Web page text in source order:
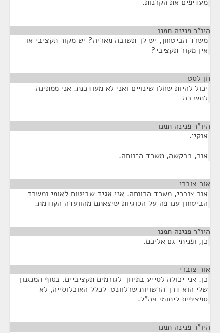
מעדיפים את הקרנות.
היו"ר פנינה תמנו
משרד הביטחון, יש לך תשובה מאריה? יש מקור תקציבי או
אין מקור תקציבי?
חן לסט
יכול להיות שחלו שינויים ואני לא מעודכנת. אני ממתינה
לתשובה.
היו"ר פנינה תמנו
אוקיי.
אור, בבקשה, משרד הרווחה.
אור צוברי
אור צוברי, משרד הרווחה. אני אגיד שביטוח לאומי ומשרד
הביטחון ענו פה על הסוגיות שיצאתם מהוועדה הקודמת.
היו"ר פנינה תמנו
כן, ופניתי גם אליכם.
אור צוברי
כן. אני יכולה לסייע בתיווך לגורמים תקציביים. בסוף המנגנון
שלי הוא דרך הרשויות שרלוונטי לכלל האוכלוסייה, לא
ספציפית ליתומי צה"ל.
היו"ר פנינה תמנו